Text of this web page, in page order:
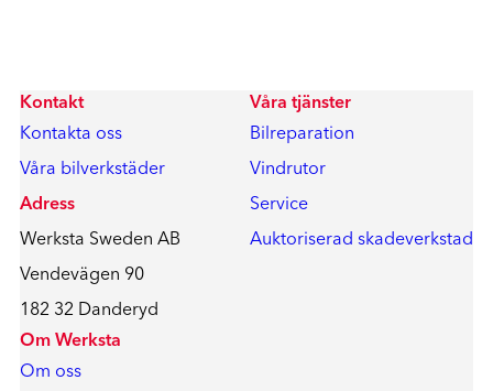
Kontakt
Kontakta oss
Våra bilverkstäder
Adress
Werksta Sweden AB
Vendevägen 90
182 32 Danderyd
Våra tjänster
Bilreparation
Vindrutor
Service
Auktoriserad skadeverkstad
Om Werksta
Om oss